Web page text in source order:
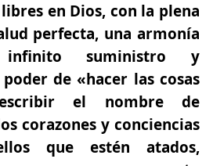
en Dios, con la plena
perfecta, una armonía
infinito suministro y
de «hacer las cosas
el nombre de
corazones y conciencias
que estén atados,